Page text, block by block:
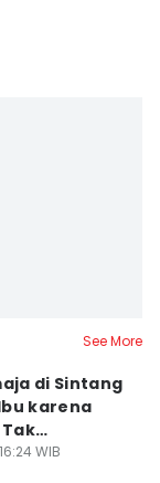
See More
di Sintang
karena
WIB